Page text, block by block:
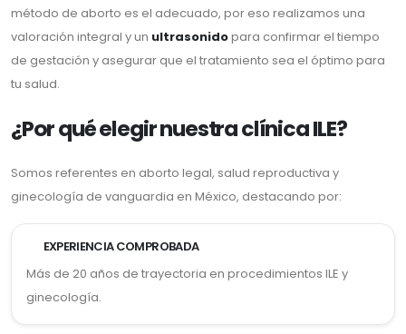
método de aborto es el adecuado, por eso realizamos una
valoración integral y un ultrasonidopara confirmar el tiempo
de gestación y asegurar que el tratamiento sea el óptimo para
tu salud.
¿Por qué elegir nuestra clínica ILE?
Somos referentes en aborto legal, salud reproductiva y
ginecología de vanguardia en México, destacando por:
EXPERIENCIA COMPROBADA
Más de 20 años de trayectoria en procedimientos ILE y
ginecología.